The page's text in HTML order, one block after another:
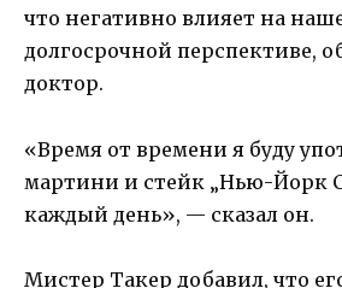
что негативно влияет на
долгосрочной перспективе,
доктор.
«Время от времени я буду
мартини и стейк „Нью-Йорк
каждый день», — сказал он.
Мистер Такер добавил, что